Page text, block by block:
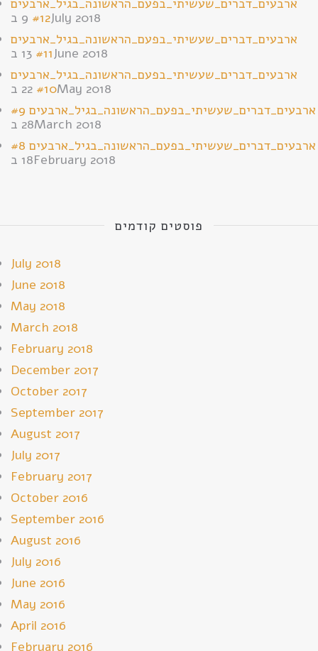
ארבעים_דברים_שעשיתי_בפעם_הראשונה_בגיל_ארבעים
#129 בJuly 2018
ארבעים_דברים_שעשיתי_בפעם_הראשונה_בגיל_ארבעים
#1113 בJune 2018
ארבעים_דברים_שעשיתי_בפעם_הראשונה_בגיל_ארבעים
#1022 בMay 2018
ארבעים_דברים_שעשיתי_בפעם_הראשונה_בגיל_ארבעים #9
28 בMarch 2018
ארבעים_דברים_שעשיתי_בפעם_הראשונה_בגיל_ארבעים #8
18 בFebruary 2018
פוסטים קודמים
July 2018
June 2018
May 2018
March 2018
February 2018
December 2017
October 2017
September 2017
August 2017
July 2017
February 2017
October 2016
September 2016
August 2016
July 2016
June 2016
May 2016
April 2016
February 2016